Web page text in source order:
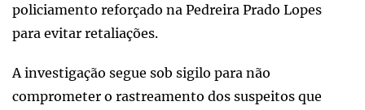
policiamento reforçado na Pedreira Prado Lopes
para evitar retaliações.
A investigação segue sob sigilo para não
comprometer o rastreamento dos suspeitos que